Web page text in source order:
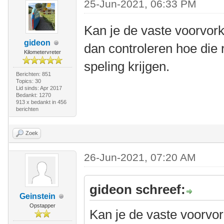
gideon
Kilometervreter
Berichten: 851
Topics: 30
Lid sinds: Apr 2017
Bedankt: 1270
913 x bedankt in 456
berichten
25-Jun-2021, 06:33 PM
Kan je de vaste
dan controleren hoe
speling krijgen.
Zoek
Geinstein
Opstapper
26-Jun-2021, 07:20 AM
gideon schreef:
Kan je de vaste